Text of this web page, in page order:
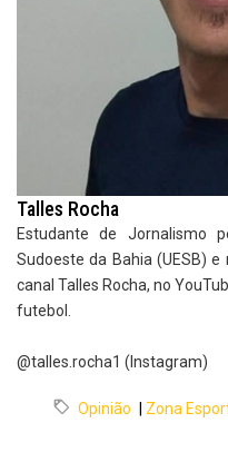
Talles Rocha
Estudante de Jornalismo
Sudoeste da Bahia (UESB)
canal Talles Rocha, no
futebol.
@talles.rocha1 (Instagram)
Opinião | Zona